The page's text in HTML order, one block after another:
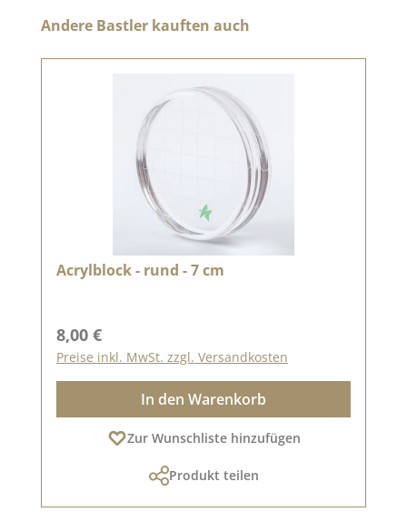
Produktgalerie überspringen
Andere Bastler kauften auch
Acrylblock - rund - 7 cm
Regulärer Preis:
8,00 €
Preise inkl. MwSt. zzgl. Versandkosten
In den Warenkorb
Zur Wunschliste hinzufügen
Produkt teilen